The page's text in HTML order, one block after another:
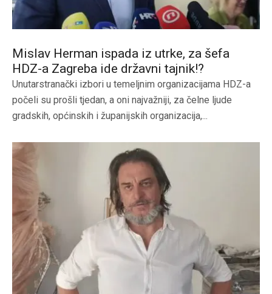
Mislav Herman ispada iz utrke, za šefa
HDZ-a Zagreba ide državni tajnik!?
Unutarstranački izbori u temeljnim organizacijama HDZ-a
počeli su prošli tjedan, a oni najvažniji, za čelne ljude
gradskih, općinskih i županijskih organizacija,...